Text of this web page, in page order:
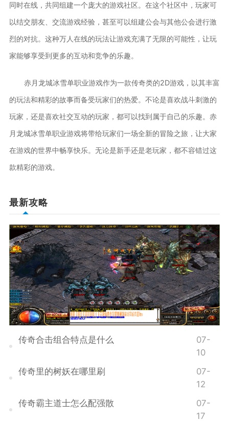
同时在线，共同组建一个庞大的游戏社区。在这个社区中，玩家可
以结交朋友、交流游戏经验，甚至可以组建公会与其他公会进行激
烈的对抗。这种万人在线的玩法让游戏充满了无限的可能性，让玩
家能够享受到更多的互动和竞争的乐趣。
赤月龙城冰雪单职业游戏作为一款传奇类的2D游戏，以其丰富
的玩法和精彩的故事而备受玩家们的热爱。不论是喜欢战斗刺激的
玩家，还是喜欢社交互动的玩家，都可以找到属于自己的乐趣。赤
月龙城冰雪单职业游戏将带给玩家们一场全新的冒险之旅，让大家
在游戏的世界中畅享快乐。无论是新手还是老玩家，都不容错过这
款精彩的游戏。
最新攻略
传奇合击组合特点是什么
07-
10
传奇里的树妖在哪里刷
07-
12
传奇霸主道士怎么配强散
07-
17